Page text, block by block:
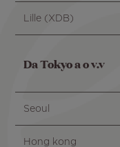
Lille (XDB)
Da Tokyo a o v.v
Seoul
Hong kong